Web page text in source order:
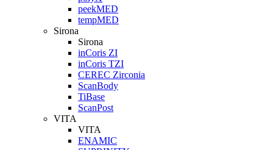
peekMED
tempMED
Sirona
Sirona
inCoris ZI
inCoris TZI
CEREC Zirconia
ScanBody
TiBase
ScanPost
VITA
VITA
ENAMIC